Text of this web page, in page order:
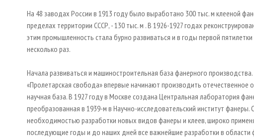
На 48 заводах России в 1913 году было выработано 300 тыс. м клееной
пределах территории СССР, - 130 тыс. м . В 1926-1927 годах
этим промышленность стала бурно развиваться и в годы первой
несколько раз.
Начала развиваться и машиностроительная база фанерного
«Пролетарская свобода» впервые начинают производить
научная база. В 1927 году в Москве создана Центральная лаборатория
преобразованная в 1939-м в Научно-исследовательский институт
необходимостью разработки новых видов фанеры и клеев, широко
последующие годы и до наших дней все важнейшие разработки в области